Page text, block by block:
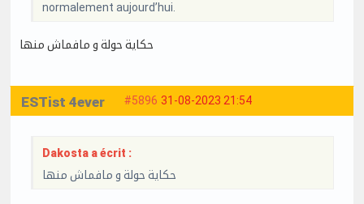
normalement aujourd’hui.
حكاية حولة و مافماش منها
#5896 31-08-2023 21:54
ESTist 4ever
Dakosta a écrit :
حكاية حولة و مافماش منها